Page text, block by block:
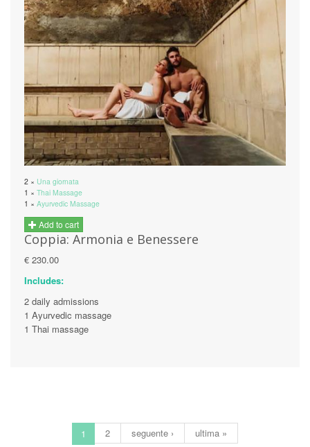
2 × Una giornata
1 × Thai Massage
1 × Ayurvedic Massage
Add to cart
Coppia: Armonia e Benessere
€ 230.00
Includes:
2 daily admissions
1 Ayurvedic massage
1 Thai massage
1 2 seguente › ultima »